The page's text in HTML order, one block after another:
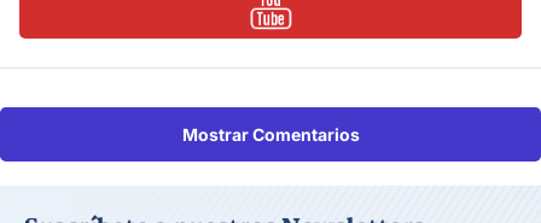
Mostrar Comentarios